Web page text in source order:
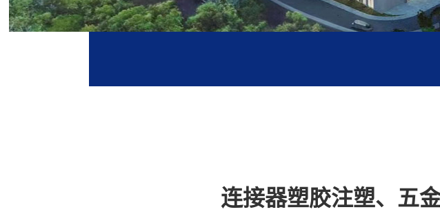
连接器塑胶注塑、五